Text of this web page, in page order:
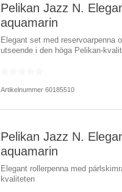
Pelikan Jazz N.
aquamarin
Elegant set med reservoarpenna
utseende i den höga Pelikan-
Artikelnummer 60185510
Pelikan Jazz N.
aquamarin
Elegant rollerpenna med
kvaliteten